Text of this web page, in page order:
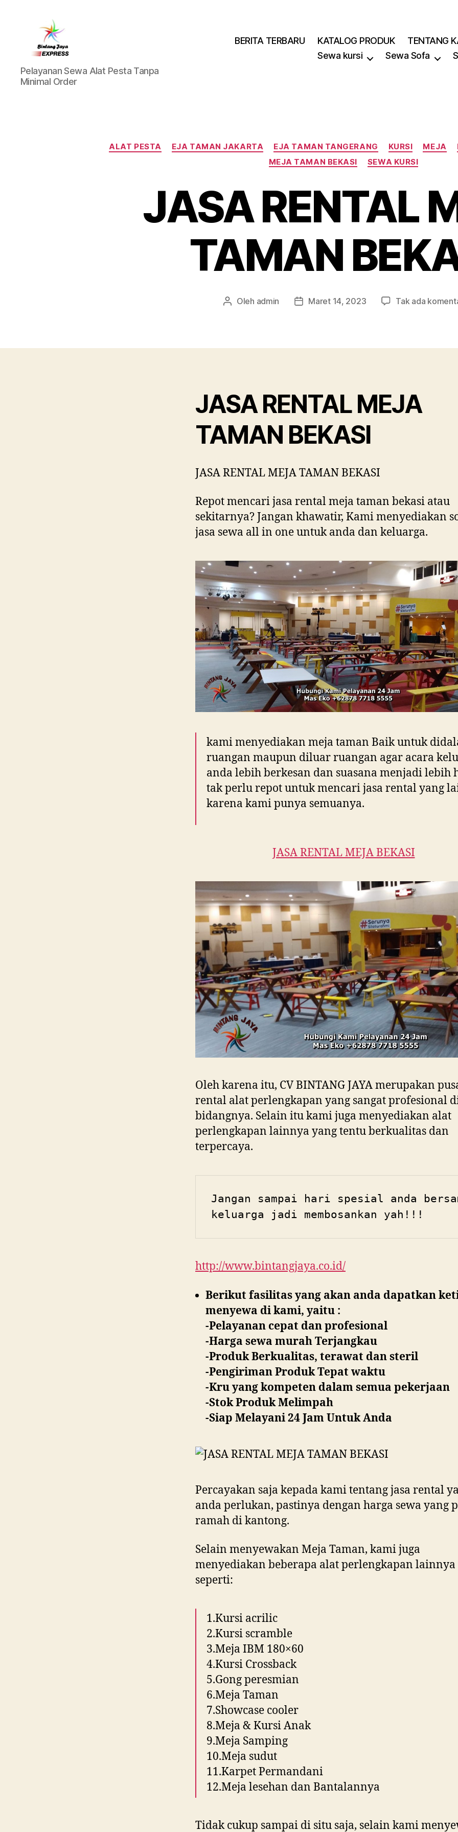
Pusat
Sewa
Alat
Pelayanan Sewa Alat Pesta Tanpa
Minimal Order
BERITA TERBARU KATALOG PRODUK
TENTANG
Sewa kursi
Sewa Sofa
Kategori
ALAT PESTA EJA TAMAN JAKARTA EJA TAMAN TANGERANG KURSI MEJA
MEJA TAMAN BEKASI
SEWA KURSI
JASA RENTAL
TAMAN
Penulis
Oleh admin
Tanggal
Maret 14, 2023 Tak ada
JASA RENTAL MEJA
TAMAN BEKASI
JASA RENTAL MEJA TAMAN BEKASI
Repot mencari jasa rental meja taman bekasi atau
sekitarnya? Jangan khawatir, Kami menyediakan
jasa sewa all in one untuk anda dan keluarga.
kami menyediakan meja taman Baik untuk
ruangan maupun diluar ruangan agar acara
anda lebih berkesan dan suasana menjadi lebih
tak perlu repot untuk mencari jasa rental yang
karena kami punya semuanya.
JASA RENTAL MEJA BEKASI
Oleh karena itu, CV BINTANG JAYA merupakan
rental alat perlengkapan yang sangat profesional
bidangnya. Selain itu kami juga menyediakan alat
perlengkapan lainnya yang tentu berkualitas dan
terpercaya.
Jangan sampai hari spesial anda
keluarga jadi membosankan yah!!!
http://www.bintangjaya.co.id/
Berikut fasilitas yang akan anda dapatkan
menyewa di kami, yaitu :
-Pelayanan cepat dan profesional
-Harga sewa murah Terjangkau
-Produk Berkualitas, terawat dan steril
-Pengiriman Produk Tepat waktu
-Kru yang kompeten dalam semua pekerjaan
-Stok Produk Melimpah
-Siap Melayani 24 Jam Untuk Anda
Percayakan saja kepada kami tentang jasa rental
anda perlukan, pastinya dengan harga sewa yang
ramah di kantong.
Selain menyewakan Meja Taman, kami juga
menyediakan beberapa alat perlengkapan lainnya
seperti:
1.Kursi acrilic
2.Kursi scramble
3.Meja IBM 180×60
4.Kursi Crossback
5.Gong peresmian
6.Meja Taman
7.Showcase cooler
8.Meja & Kursi Anak
9.Meja Samping
10.Meja sudut
11.Karpet Permandani
12.Meja lesehan dan Bantalannya
Tidak cukup sampai di situ saja, selain kami